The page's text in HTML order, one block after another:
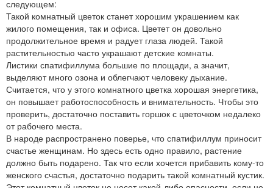
следующем:
Такой комнатный цветок станет хорошим украшением как
жилого помещения, так и офиса. Цветет он довольно
продолжительное время и радует глаза людей. Такой
растительностью часто украшают детские комнаты.
Листики спатифиллума большие по площади, а значит,
выделяют много озона и облегчают человеку дыхание.
Считается, что у этого комнатного цветка хорошая энергетика,
он повышает работоспособность и внимательность. Чтобы это
проверить, достаточно поставить горшок с цветочком недалеко
от рабочего места.
В народе распространено поверье, что спатифиллум приносит
счастье женщинам. Но здесь есть одно правило, растение
должно быть подарено. Так что если хочется прибавить кому-то
женского счастья, достаточно подарить такой комнатный кустик.